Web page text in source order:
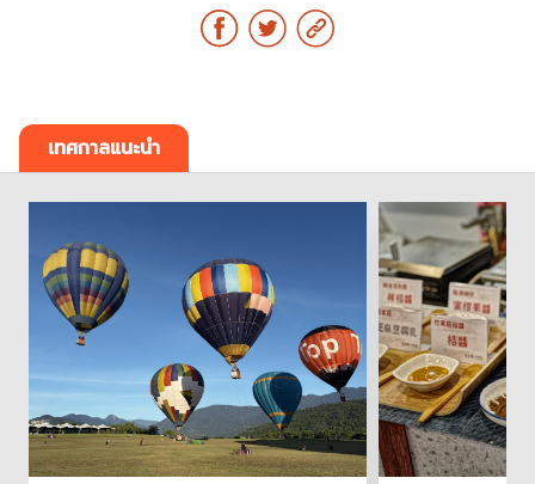
เทศกาลแนะนำ